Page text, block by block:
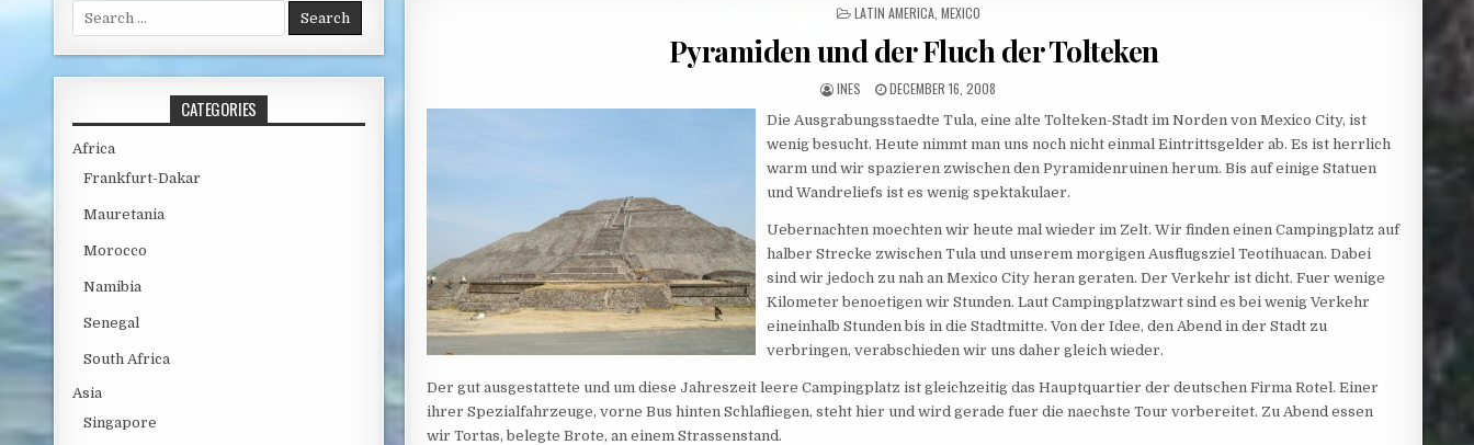
POSTED IN
LATIN AMERICA, MEXICO
Pyramiden und der Fluch der Tolteken
AUTHOR:
INES PUBLISHED DATE:
DECEMBER 16, 2008
Die Ausgrabungsstaedte Tula, eine alte Tolteken-Stadt im Norden von Mexico City, ist
wenig besucht. Heute nimmt man uns noch nicht einmal Eintrittsgelder ab. Es ist herrlich
warm und wir spazieren zwischen den Pyramidenruinen herum. Bis auf einige Statuen
und Wandreliefs ist es wenig spektakulaer.
Uebernachten moechten wir heute mal wieder im Zelt. Wir finden einen Campingplatz auf
halber Strecke zwischen Tula und unserem morgigen Ausflugsziel Teotihuacan. Dabei
sind wir jedoch zu nah an Mexico City heran geraten. Der Verkehr ist dicht. Fuer wenige
Kilometer benoetigen wir Stunden. Laut Campingplatzwart sind es bei wenig Verkehr
eineinhalb Stunden bis in die Stadtmitte. Von der Idee, den Abend in der Stadt zu
verbringen, verabschieden wir uns daher gleich wieder.
Der gut ausgestattete und um diese Jahreszeit leere Campingplatz ist gleichzeitig das Hauptquartier der deutschen Firma Rotel. Einer
ihrer Spezialfahrzeuge, vorne Bus hinten Schlafliegen, steht hier und wird gerade fuer die naechste Tour vorbereitet. Zu Abend essen
wir Tortas, belegte Brote, an einem Strassenstand.
Search for:
CATEGORIES
Africa
Frankfurt-Dakar
Mauretania
Morocco
Namibia
Senegal
South Africa
Asia
Singapore